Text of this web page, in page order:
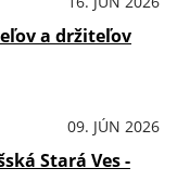
a držiteľov
09. JÚN 2026
Stará Ves -